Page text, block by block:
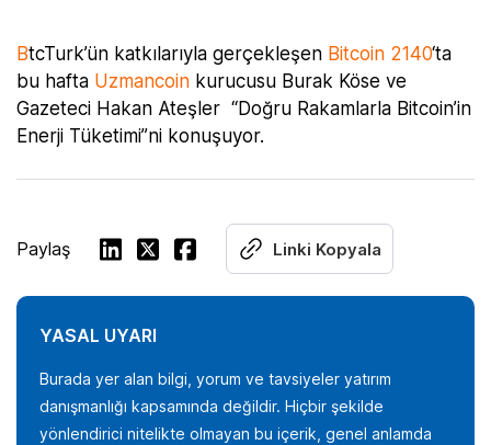
BtcTurk’ün katkılarıyla gerçekleşen Bitcoin 2140‘ta
bu hafta Uzmancoin kurucusu Burak Köse ve
Gazeteci Hakan Ateşler “Doğru Rakamlarla Bitcoin’in
Enerji Tüketimi”ni konuşuyor.
Paylaş Linki Kopyala
YASAL UYARI
Burada yer alan bilgi, yorum ve tavsiyeler yatırım
danışmanlığı kapsamında değildir. Hiçbir şekilde
yönlendirici nitelikte olmayan bu içerik, genel anlamda